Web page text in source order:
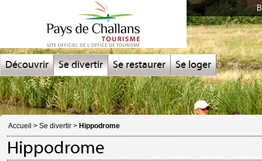
Découvrir Se divertir Se restaurer Se loger
Accueil > Se divertir > Hippodrome
Hippodrome